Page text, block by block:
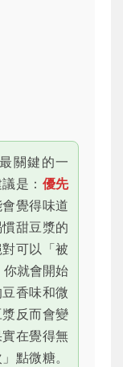
關鍵的一
是： 優先
覺得味道
甜豆漿的
可以「被
你就會開始
香味和微
反而會變
在覺得無
點微糖。